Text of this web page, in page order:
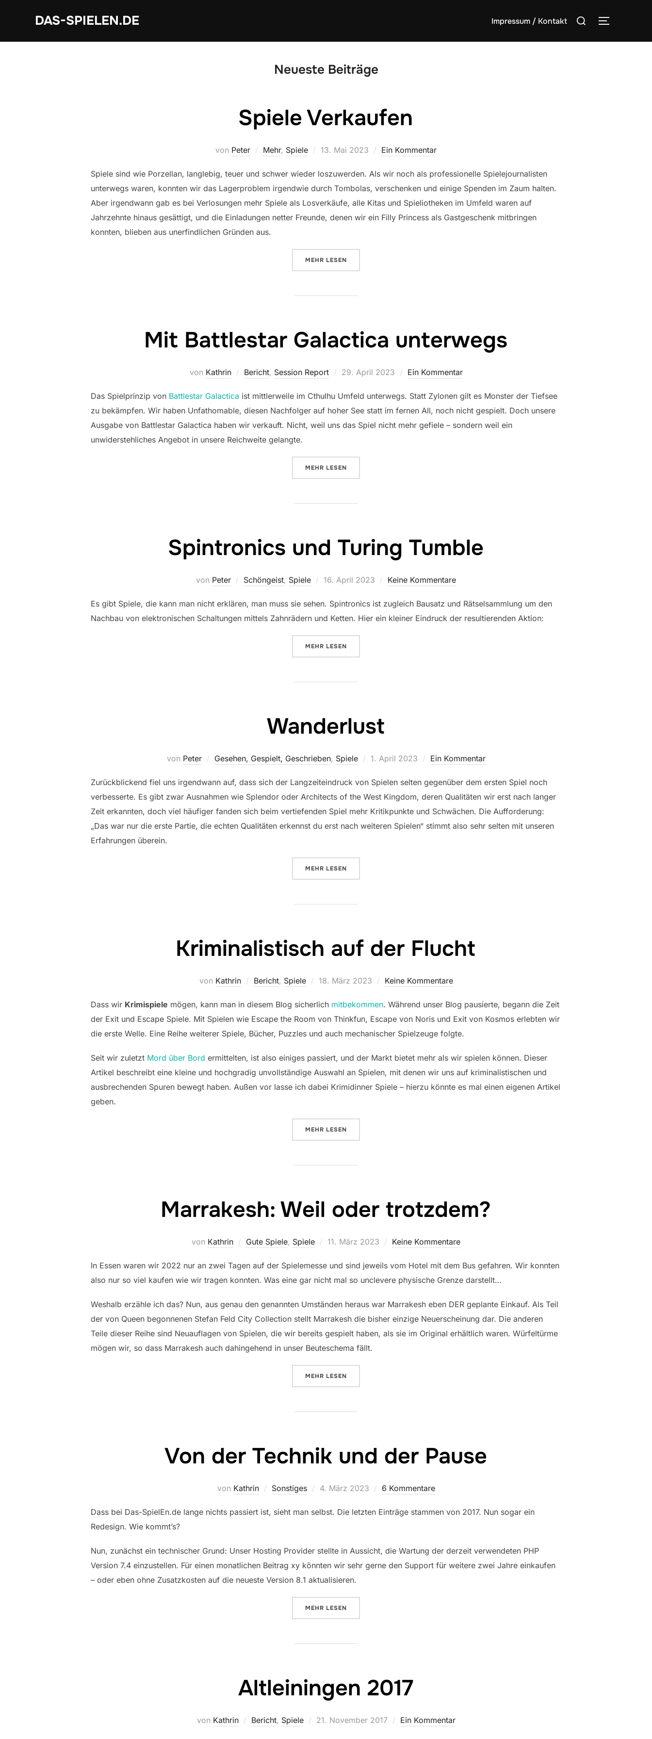
DAS-SPIELEN.DE Impressum / Kontakt
Suchen
Neueste Beiträge
Spiele Verkaufen
von Peter Mehr, Spiele
Veröffentlicht
13. Mai 2023 Ein Kommentar
Spiele sind wie Porzellan, langlebig, teuer und schwer wieder loszuwerden. Als wir noch als professionelle Spielejournalisten
unterwegs waren, konnten wir das Lagerproblem irgendwie durch Tombolas, verschenken und einige Spenden im Zaum halten.
Aber irgendwann gab es bei Verlosungen mehr Spiele als Losverkäufe, alle Kitas und Spieliotheken im Umfeld waren auf
Jahrzehnte hinaus gesättigt, und die Einladungen netter Freunde, denen wir ein Filly Princess als Gastgeschenk mitbringen
konnten, blieben aus unerfindlichen Gründen aus.
MEHR ÜBER „SPIELE VERKAUFEN“
LESEN
Mit Battlestar Galactica unterwegs
von Kathrin Bericht, Session Report
Veröffentlicht
29. April 2023 Ein Kommentar
Das Spielprinzip von Battlestar Galactica ist mittlerweile im Cthulhu Umfeld unterwegs. Statt Zylonen gilt es Monster der Tiefsee
zu bekämpfen. Wir haben Unfathomable, diesen Nachfolger auf hoher See statt im fernen All, noch nicht gespielt. Doch unsere
Ausgabe von Battlestar Galactica haben wir verkauft. Nicht, weil uns das Spiel nicht mehr gefiele – sondern weil ein
unwiderstehliches Angebot in unsere Reichweite gelangte.
MEHR ÜBER „MIT BATTLESTAR GALACTICA UNTERWEGS“
LESEN
Spintronics und Turing Tumble
von Peter Schöngeist, Spiele
Veröffentlicht
16. April 2023 Keine Kommentare
Es gibt Spiele, die kann man nicht erklären, man muss sie sehen. Spintronics ist zugleich Bausatz und Rätselsammlung um den
Nachbau von elektronischen Schaltungen mittels Zahnrädern und Ketten. Hier ein kleiner Eindruck der resultierenden Aktion:
MEHR ÜBER „SPINTRONICS UND TURING TUMBLE“
LESEN
Wanderlust
von Peter Gesehen, Gespielt, Geschrieben, Spiele
Veröffentlicht
1. April 2023 Ein Kommentar
Zurückblickend fiel uns irgendwann auf, dass sich der Langzeiteindruck von Spielen selten gegenüber dem ersten Spiel noch
verbesserte. Es gibt zwar Ausnahmen wie Splendor oder Architects of the West Kingdom, deren Qualitäten wir erst nach langer
Zeit erkannten, doch viel häufiger fanden sich beim vertiefenden Spiel mehr Kritikpunkte und Schwächen. Die Aufforderung:
„Das war nur die erste Partie, die echten Qualitäten erkennst du erst nach weiteren Spielen“ stimmt also sehr selten mit unseren
Erfahrungen überein.
MEHR ÜBER „WANDERLUST“
LESEN
Kriminalistisch auf der Flucht
von Kathrin Bericht, Spiele
Veröffentlicht
18. März 2023 Keine Kommentare
Dass wir Krimispiele mögen, kann man in diesem Blog sicherlich mitbekommen. Während unser Blog pausierte, begann die Zeit
der Exit und Escape Spiele. Mit Spielen wie Escape the Room von Thinkfun, Escape von Noris und Exit von Kosmos erlebten wir
die erste Welle. Eine Reihe weiterer Spiele, Bücher, Puzzles und auch mechanischer Spielzeuge folgte.
Seit wir zuletzt Mord über Bord ermittelten, ist also einiges passiert, und der Markt bietet mehr als wir spielen können. Dieser
Artikel beschreibt eine kleine und hochgradig unvollständige Auswahl an Spielen, mit denen wir uns auf kriminalistischen und
ausbrechenden Spuren bewegt haben. Außen vor lasse ich dabei Krimidinner Spiele – hierzu könnte es mal einen eigenen Artikel
geben.
MEHR ÜBER „KRIMINALISTISCH AUF DER FLUCHT“
LESEN
Marrakesh: Weil oder trotzdem?
von Kathrin Gute Spiele, Spiele
Veröffentlicht
11. März 2023 Keine Kommentare
In Essen waren wir 2022 nur an zwei Tagen auf der Spielemesse und sind jeweils vom Hotel mit dem Bus gefahren. Wir konnten
also nur so viel kaufen wie wir tragen konnten. Was eine gar nicht mal so unclevere physische Grenze darstellt…
Weshalb erzähle ich das? Nun, aus genau den genannten Umständen heraus war Marrakesh eben DER geplante Einkauf. Als Teil
der von Queen begonnenen Stefan Feld City Collection stellt Marrakesh die bisher einzige Neuerscheinung dar. Die anderen
Teile dieser Reihe sind Neuauflagen von Spielen, die wir bereits gespielt haben, als sie im Original erhältlich waren. Würfeltürme
mögen wir, so dass Marrakesh auch dahingehend in unser Beuteschema fällt.
MEHR ÜBER „MARRAKESH: WEIL ODER TROTZDEM?“
LESEN
Von der Technik und der Pause
von Kathrin Sonstiges
Veröffentlicht
4. März 2023 6 Kommentare
Dass bei Das-SpielEn.de lange nichts passiert ist, sieht man selbst. Die letzten Einträge stammen von 2017. Nun sogar ein
Redesign. Wie kommt’s?
Nun, zunächst ein technischer Grund: Unser Hosting Provider stellte in Aussicht, die Wartung der derzeit verwendeten PHP
Version 7.4 einzustellen. Für einen monatlichen Beitrag xy könnten wir sehr gerne den Support für weitere zwei Jahre einkaufen
– oder eben ohne Zusatzkosten auf die neueste Version 8.1 aktualisieren.
MEHR ÜBER „VON DER TECHNIK UND DER PAUSE“
LESEN
Altleiningen 2017
von Kathrin Bericht, Spiele
Veröffentlicht
21. November 2017 Ein Kommentar